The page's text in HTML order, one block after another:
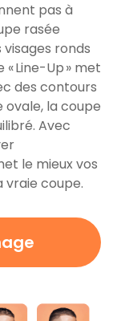
pas à
rasée
ronds
Line-Up » met
des contours
ovale, la coupe
Avec
le mieux vos
vraie coupe.